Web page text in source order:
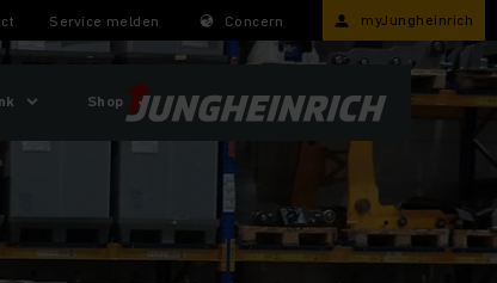
Service melden Concern myJungheinrich
Shop